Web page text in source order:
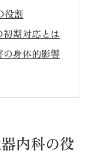
役割
期対応とは
身体的影響
療の重要性
への第一歩
内科の役